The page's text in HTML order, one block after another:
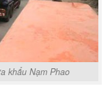
khẩu Nạm Phao